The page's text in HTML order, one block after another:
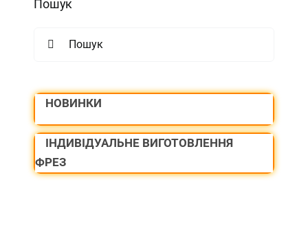
Пошук
НОВИНКИ
ІНДИВІДУАЛЬНЕ ВИГОТОВЛЕННЯ
ФРЕЗ